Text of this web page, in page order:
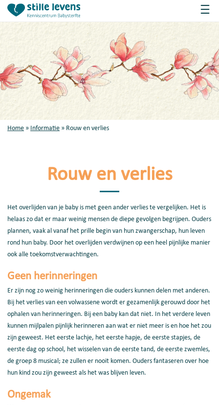
Home » Informatie » Rouw en verlies
Rouw en verlies
Het overlijden van je baby is met geen ander verlies te vergelijken. Het is
helaas zo dat er maar weinig mensen de diepe gevolgen begrijpen. Ouders
plannen, vaak al vanaf het prille begin van hun zwangerschap, hun leven
rond hun baby. Door het overlijden verdwijnen op een heel pijnlijke manier
ook alle toekomstverwachtingen.
Geen herinneringen
Er zijn nog zo weinig herinneringen die ouders kunnen delen met anderen.
Bij het verlies van een volwassene wordt er gezamenlijk gerouwd door het
ophalen van herinneringen. Bij een baby kan dat niet. In het verdere leven
kunnen mijlpalen pijnlijk herinneren aan wat er niet meer is en hoe het zou
zijn geweest. Het eerste lachje, het eerste hapje, de eerste stapjes, de
eerste dag op school, het wisselen van de eerste tand, de eerste zwemles,
de groep 8 musical; ze zullen er nooit komen. Ouders fantaseren over hoe
hun kind zou zijn geweest als het was blijven leven.
Ongemak